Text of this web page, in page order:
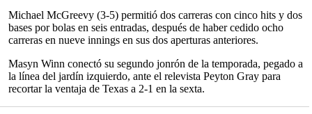
Michael McGreevy (3-5) permitió dos carreras con cinco hits y dos
bases por bolas en seis entradas, después de haber cedido ocho
carreras en nueve innings en sus dos aperturas anteriores.
Masyn Winn conectó su segundo jonrón de la temporada, pegado a
la línea del jardín izquierdo, ante el relevista Peyton Gray para
recortar la ventaja de Texas a 2-1 en la sexta.